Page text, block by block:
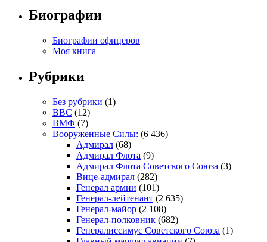
Биографии
Биографии офицеров
Моя книга
Рубрики
Без рубрики (1)
ВВС (12)
ВМФ (7)
Вооруженные Силы: (6 436)
Адмирал (68)
Адмирал Флота (9)
Адмирал Флота Советского Союза (3)
Вице-адмирал (282)
Генерал армии (101)
Генерал-лейтенант (2 635)
Генерал-майор (2 108)
Генерал-полковник (682)
Генералиссимус Советского Союза (1)